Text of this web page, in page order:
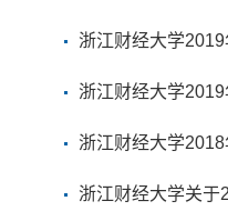
浙江财经大学
浙江财经大学
浙江财经大学
浙江财经大学关于